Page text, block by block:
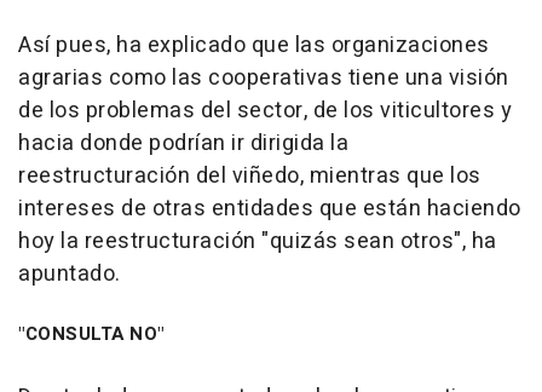
Así pues, ha explicado que las organizaciones
agrarias como las cooperativas tiene una visión
de los problemas del sector, de los viticultores y
hacia donde podrían ir dirigida la
reestructuración del viñedo, mientras que los
intereses de otras entidades que están haciendo
hoy la reestructuración "quizás sean otros", ha
apuntado.
"CONSULTA NO"